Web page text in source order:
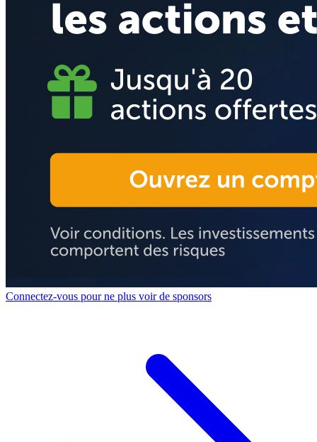
Connectez-vous pour ne plus voir de sponsors